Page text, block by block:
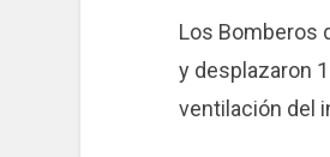
Los Bomberos
y desplazaron
ventilación del